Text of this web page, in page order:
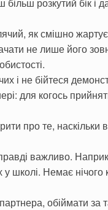
як смішно
не лише його
і не бійтеся
для когось
про те, наскільки
важливо.
у школі. Немає
обіймати за